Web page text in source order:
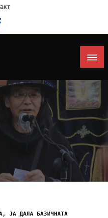
ЈА ДАЛА БАЗИЧНАТА